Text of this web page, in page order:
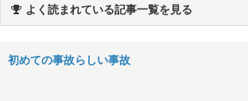
よく読まれている記事一覧を見る
初めての事故らしい事故